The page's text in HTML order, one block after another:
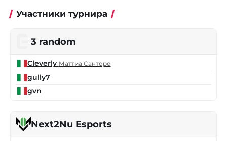
Участники турнира
3 random
Cleverly Маттиа Санторо
gully7
gvn
Next2Nu Esports